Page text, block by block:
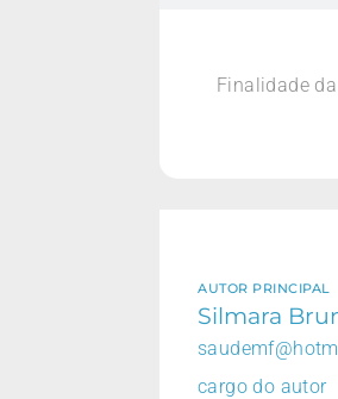
Finalidade
AUTOR PRINCIPAL
Silmara
cargo do autor